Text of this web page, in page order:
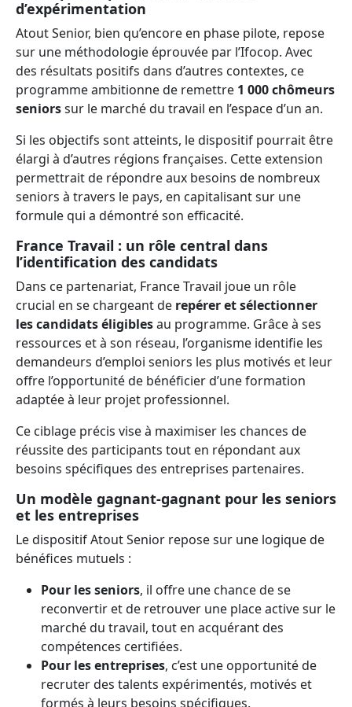
d’expérimentation
Atout Senior, bien qu’encore en phase pilote, repose
sur une méthodologie éprouvée par l’Ifocop. Avec
des résultats positifs dans d’autres contextes, ce
programme ambitionne de remettre 1 000 chômeurs
seniorssur le marché du travail en l’espace d’un an.
Si les objectifs sont atteints, le dispositif pourrait être
élargi à d’autres régions françaises. Cette extension
permettrait de répondre aux besoins de nombreux
seniors à travers le pays, en capitalisant sur une
formule qui a démontré son efficacité.
France Travail : un rôle central dans
l’identification des candidats
Dans ce partenariat, France Travail joue un rôle
crucial en se chargeant de repérer et sélectionner
les candidats éligiblesau programme. Grâce à ses
ressources et à son réseau, l’organisme identifie les
demandeurs d’emploi seniors les plus motivés et leur
offre l’opportunité de bénéficier d’une formation
adaptée à leur projet professionnel.
Ce ciblage précis vise à maximiser les chances de
réussite des participants tout en répondant aux
besoins spécifiques des entreprises partenaires.
Un modèle gagnant-gagnant pour les seniors
et les entreprises
Le dispositif Atout Senior repose sur une logique de
bénéfices mutuels :
Pour les seniors, il offre une chance de se
reconvertir et de retrouver une place active sur le
marché du travail, tout en acquérant des
compétences certifiées.
Pour les entreprises, c’est une opportunité de
recruter des talents expérimentés, motivés et
formés à leurs besoins spécifiques.